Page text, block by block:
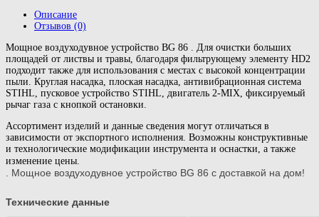
Описание
Отзывов (0)
Мощное воздуходувное устройство BG 86 . Для очистки больших
площадей от листвы и травы, благодаря фильтрующему элементу HD2
подходит также для использования с местах с высокой концентрации
пыли. Круглая насадка, плоская насадка, антивибрационная система
STIHL, пусковое устройство STIHL, двигатель 2-MIX, фиксируемый
рычаг газа с кнопкой остановки.
Ассортимент изделий и данные сведения могут отличаться в
зависимости от экспортного исполнения. Возможны конструктивные
и технологические модификации инструмента и оснастки, а также
изменение цены.
. Мощное воздуходувное устройство BG 86 с доставкой на дом!
Технические данные